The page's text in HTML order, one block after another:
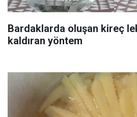
Bardaklarda oluşan kireç
kaldıran yöntem